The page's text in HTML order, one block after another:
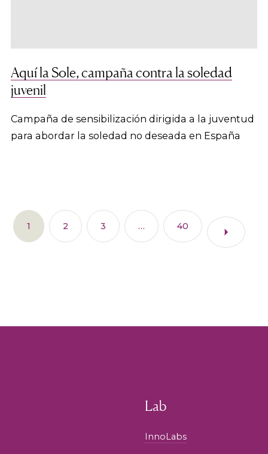
Aquí la Sole, campaña contra la soledad
juvenil
Campaña de sensibilización dirigida a la juventud
para abordar la soledad no deseada en España
1 2 3 … 40
Lab
InnoLabs